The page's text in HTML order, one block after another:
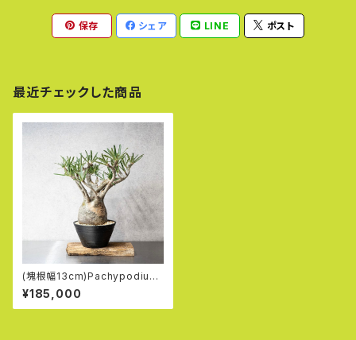
保存 シェア LINE ポスト
最近チェックした商品
(塊根幅13cm)Pachypodium
Gracilius Crest
¥185,000